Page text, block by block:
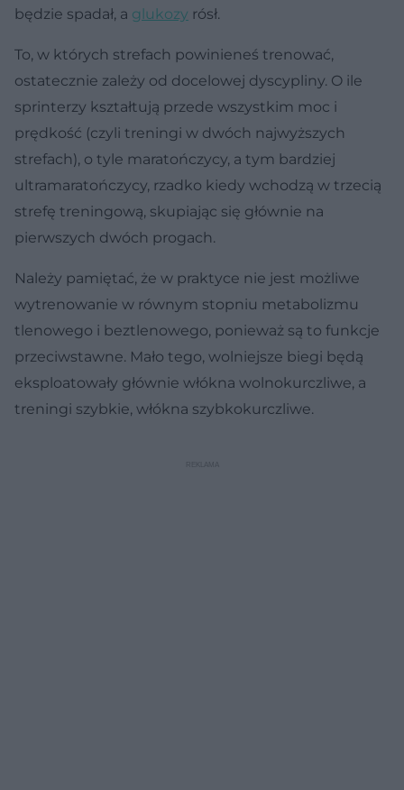
będzie spadał, a glukozy rósł.
To, w których strefach powinieneś trenować,
ostatecznie zależy od docelowej dyscypliny. O ile
sprinterzy kształtują przede wszystkim moc i
prędkość (czyli treningi w dwóch najwyższych
strefach), o tyle maratończycy, a tym bardziej
ultramaratończycy, rzadko kiedy wchodzą w trzecią
strefę treningową, skupiając się głównie na
pierwszych dwóch progach.
Należy pamiętać, że w praktyce nie jest możliwe
wytrenowanie w równym stopniu metabolizmu
tlenowego i beztlenowego, ponieważ są to funkcje
przeciwstawne. Mało tego, wolniejsze biegi będą
eksploatowały głównie włókna wolnokurczliwe, a
treningi szybkie, włókna szybkokurczliwe.